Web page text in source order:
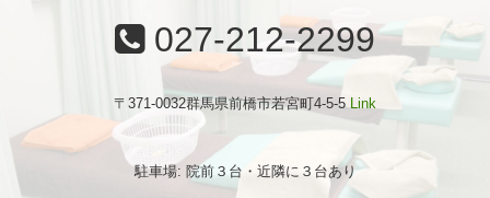
027-212-2299
〒371-0032群馬県前橋市若宮町4-5-5Link
駐車場: 院前３台・近隣に３台あり